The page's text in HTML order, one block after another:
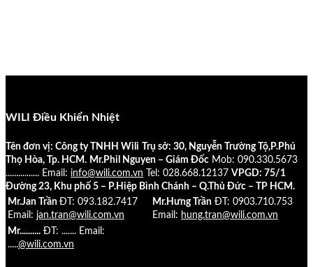
WILI Điều Khiển Nhiệt
Tên đơn vị: Công ty TNHH Wili Trụ sở: 30, Nguyễn Trường Tộ,P.Phú
Thọ Hòa, Tp. HCM. Mr.Phil Nguyen – Giám Đốc Mob: 090.330.5673
................ Email: info@wili.com.vn Tel: 028.668.12137 VPGD: 75/1
Đường 23, Khu phố 5 – P.Hiệp Bình Chánh – Q.Thủ Đức – TP HCM.
Mr.Jan Trần ĐT: 093.182.7417
Email: jan.tran@wili.com.vn
Mr.Hưng Trần ĐT: 0903.710.753
Email: hung.tran@wili.com.vn
Mr.......... ĐT: ....... Email:
.....@wili.com.vn